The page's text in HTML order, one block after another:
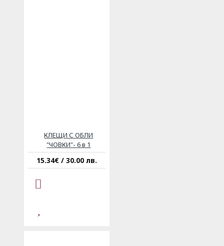
КЛЕЩИ С ОБЛИ
"ЧОВКИ"- 6 в 1
15.34€ / 30.00 лв.